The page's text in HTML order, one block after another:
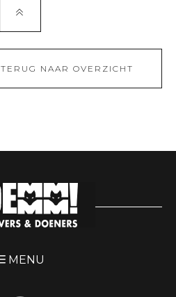
TERUG NAAR OVERZICHT
MENU